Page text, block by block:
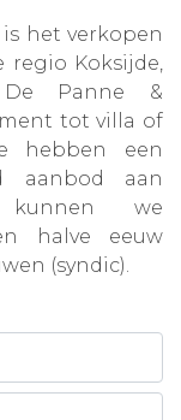
het verkopen
Koksijde,
De Panne &
tot villa of
hebben een
aanbod aan
kunnen we
halve eeuw
(syndic).